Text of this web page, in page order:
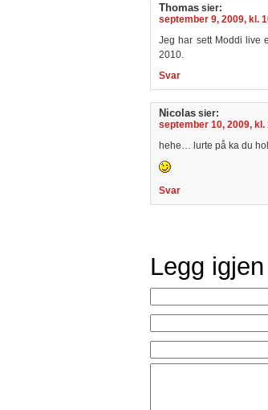
Thomas sier:
september 9, 2009, kl.
Jeg har sett Moddi live
2010.
Svar
Nicolas sier:
september 10, 2009, kl.
hehe… lurte på ka du
Svar
Legg